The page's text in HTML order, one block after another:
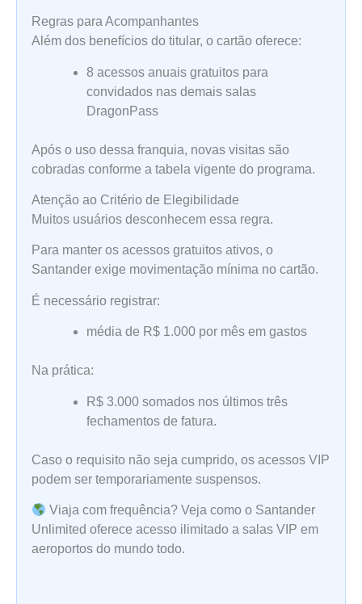
Regras para Acompanhantes
Além dos benefícios do titular, o cartão oferece:
8 acessos anuais gratuitos para
convidados nas demais salas
DragonPass
Após o uso dessa franquia, novas visitas são
cobradas conforme a tabela vigente do programa.
Atenção ao Critério de Elegibilidade
Muitos usuários desconhecem essa regra.
Para manter os acessos gratuitos ativos, o
Santander exige movimentação mínima no cartão.
É necessário registrar:
média de R$ 1.000 por mês em gastos
Na prática:
R$ 3.000 somados nos últimos três
fechamentos de fatura.
Caso o requisito não seja cumprido, os acessos VIP
podem ser temporariamente suspensos.
Viaja com frequência? Veja como o Santander
Unlimited oferece acesso ilimitado a salas VIP em
aeroportos do mundo todo.